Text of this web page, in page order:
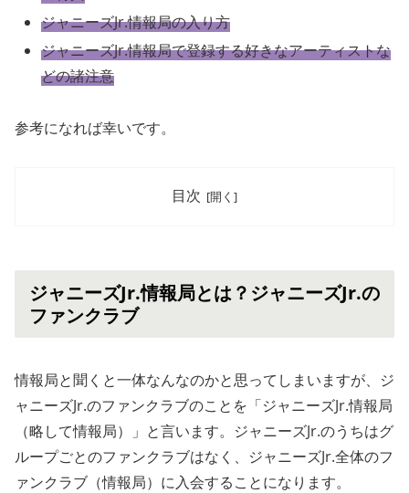
ジャニーズJr.情報局の入り方
ジャニーズJr.情報局で登録する好きなアーティストな
どの諸注意
参考になれば幸いです。
目次
ジャニーズJr.情報局とは？ジャニーズJr.の
ファンクラブ
情報局と聞くと一体なんなのかと思ってしまいますが、ジ
ャニーズJr.のファンクラブのことを「ジャニーズJr.情報局
（略して情報局）」と言います。ジャニーズJr.のうちはグ
ループごとのファンクラブはなく、ジャニーズJr.全体のフ
ァンクラブ（情報局）に入会することになります。